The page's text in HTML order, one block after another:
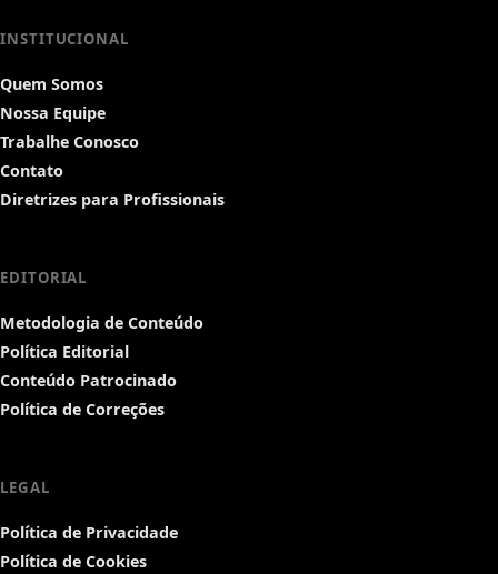
INSTITUCIONAL
Quem Somos
Nossa Equipe
Trabalhe Conosco
Contato
Diretrizes para Profissionais
EDITORIAL
Metodologia de Conteúdo
Política Editorial
Conteúdo Patrocinado
Política de Correções
LEGAL
Política de Privacidade
Política de Cookies